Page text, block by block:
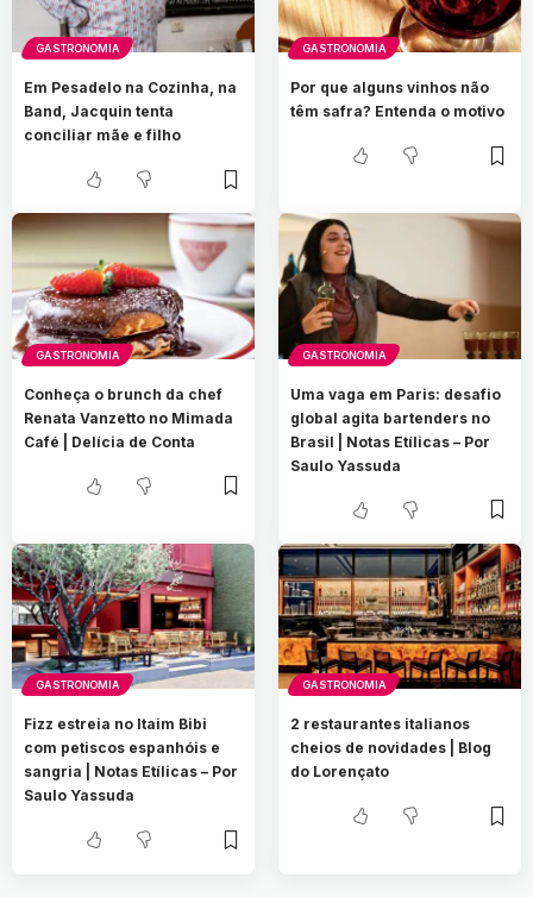
GASTRONOMIA
Em Pesadelo na Cozinha, na
Band, Jacquin tenta
conciliar mãe e filho
GASTRONOMIA
Por que alguns vinhos não
têm safra? Entenda o motivo
GASTRONOMIA
Conheça o brunch da chef
Renata Vanzetto no Mimada
Café | Delícia de Conta
GASTRONOMIA
Uma vaga em Paris: desafio
global agita bartenders no
Brasil | Notas Etílicas – Por
Saulo Yassuda
GASTRONOMIA
Fizz estreia no Itaim Bibi
com petiscos espanhóis e
sangria | Notas Etílicas – Por
Saulo Yassuda
GASTRONOMIA
2 restaurantes italianos
cheios de novidades | Blog
do Lorençato